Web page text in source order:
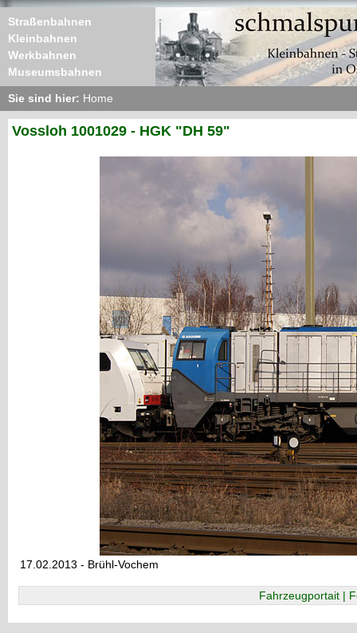
Straßenbahnen
Kleinbahnen
Werkbahnen
Museumsbahnen
Sie sind hier: Home
Vossloh 1001029 - HGK "DH 59"
17.02.2013 - Brühl-Vochem
Fahrzeugportait |